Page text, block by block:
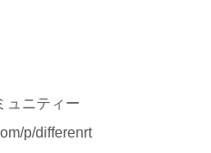
ュニティー
p/differenrt